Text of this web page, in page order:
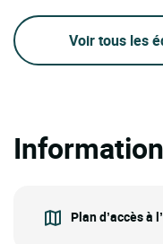
Voir tous les
Plan d’accès à